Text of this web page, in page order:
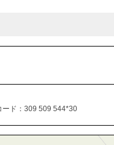
ード：309 509 544*30